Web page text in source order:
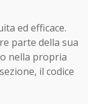
ed efficace.
parte della sua
nella propria
il codice